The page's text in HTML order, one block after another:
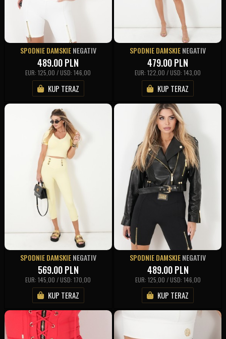
SPODNIE DAMSKIENEGATIV
489.00PLN
EUR: 125,00 / USD: 146,00
KUP TERAZ
SPODNIE DAMSKIENEGATIV
479.00PLN
EUR: 122,00 / USD: 143,00
KUP TERAZ
SPODNIE DAMSKIENEGATIV
569.00PLN
EUR: 145,00 / USD: 170,00
KUP TERAZ
SPODNIE DAMSKIENEGATIV
489.00PLN
EUR: 125,00 / USD: 146,00
KUP TERAZ